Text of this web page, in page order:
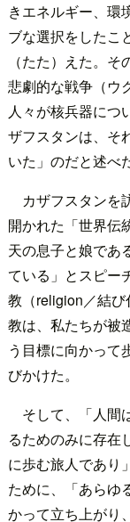
きエネルギー、環
ブな選択をしたこ
（たた）えた。
悲劇的な戦争（ウ
人々が核兵器につ
ザフスタンは、そ
いた」のだと述べ
カザフスタンを
開かれた「世界伝
天の息子と娘であ
ている」とスピー
教（religion／結
教は、私たちが被
う目標に向かって
びかけた。
そして、「人間
るためのみに存在
に歩む旅人であり
ために、「あらゆ
かって立ち上がり